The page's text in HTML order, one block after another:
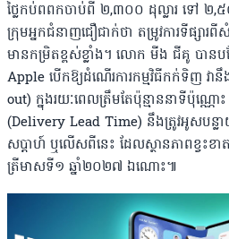
ថ្លៃកប់ពពកចាប់ពី ២,៣០០ ដុល្លារ ទៅ ២,
ក្រុមអ្នកជំនាញជឿជាក់ថា តម្រូវការទីផ្សារ
មានកម្រិតខ្ពស់ខ្លាំង។ លោក មីង ជីគូ បានបន្ថ
Apple បើកឱ្យដំណើរការកម្មវិធីកក់ទិញ វ
out) ក្នុងរយៈពេលត្រឹមតែប៉ុន្មាននាទីប៉ុណ្ណ
(Delivery Lead Time) នឹងត្រូវអូសបន្ល
សប្តាហ៍ ឬលើសពីនេះ ដែលស្ថានភាពខ្វះ
ត្រីមាសទី១ ឆ្នាំ២០២៧ ឯណោះ៕